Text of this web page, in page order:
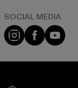
Instagram
Facebook